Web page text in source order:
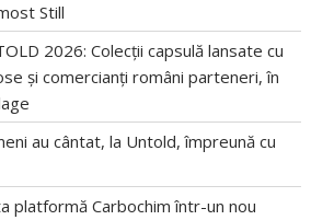
Still
2026: Colecții capsulă lansate cu
și comercianți români parteneri, în
au cântat, la Untold, împreună cu
platformă Carbochim într-un nou